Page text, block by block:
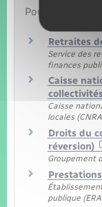
Pour en savoir
Retraites
Service des
finances
Caisse
Caisse
locales
Droits du
réversion)
Groupement
publique